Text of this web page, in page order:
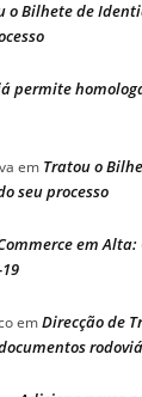
o Bilhete de
já permite
em Tratou o
seu processo
em
emDirecção de